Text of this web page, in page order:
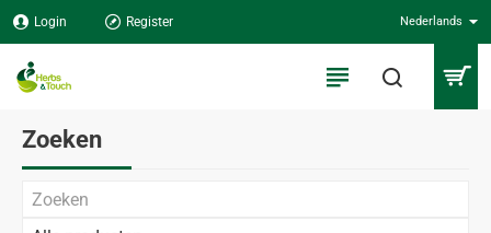
Login Register Nederlands
Zoeken